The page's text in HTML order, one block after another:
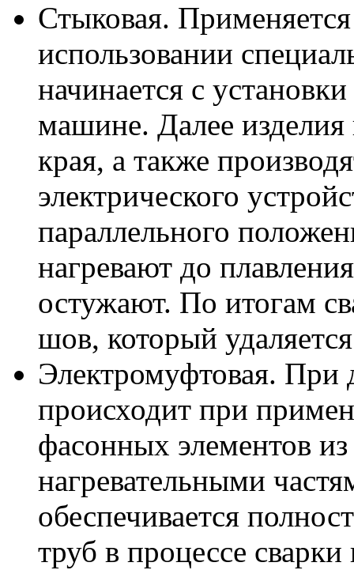
Стыковая.
использовании
начинается с
машине. Далее
края, а также
электрического
параллельного
нагревают до
остужают. По итогам
шов, который
Электромуфтовая. При
происходит при
фасонных элементов
нагревательными
обеспечивается
труб в процессе